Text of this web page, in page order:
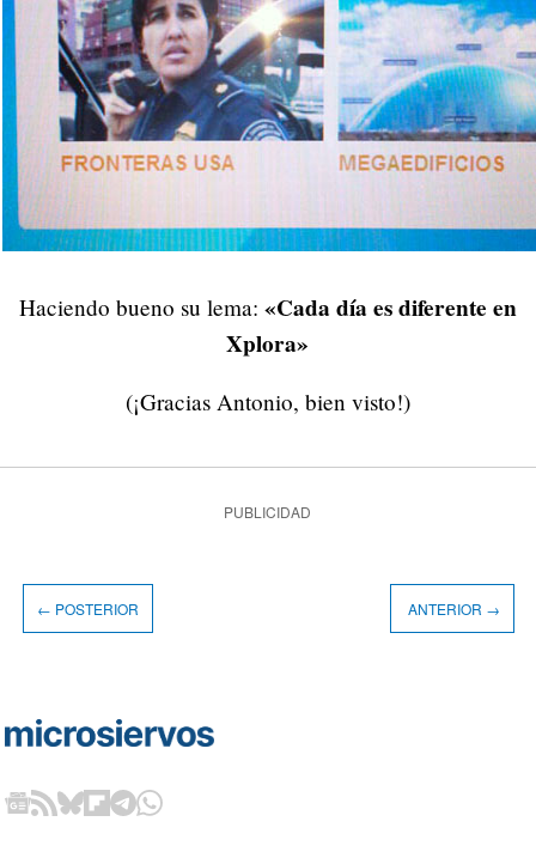
Haciendo bueno su lema: «Cada día es diferente en
Xplora»
(¡Gracias Antonio, bien visto!)
PUBLICIDAD
← POSTERIOR ANTERIOR →